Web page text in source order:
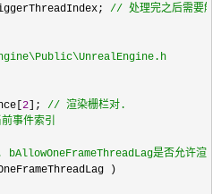
// 处理完之后需要触
2 ]; // 渲染栅栏对.
事件索引
bAllowOneFrameThreadLag是否允许渲染
)